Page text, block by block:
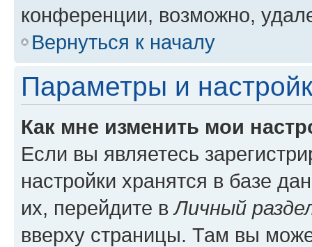
конференции, возможно,
Вернуться к началу
Параметры и
Как мне изменить мои
Если вы являетесь
настройки хранятся в базе
их, перейдите вЛичный
вверху страницы. Там вы